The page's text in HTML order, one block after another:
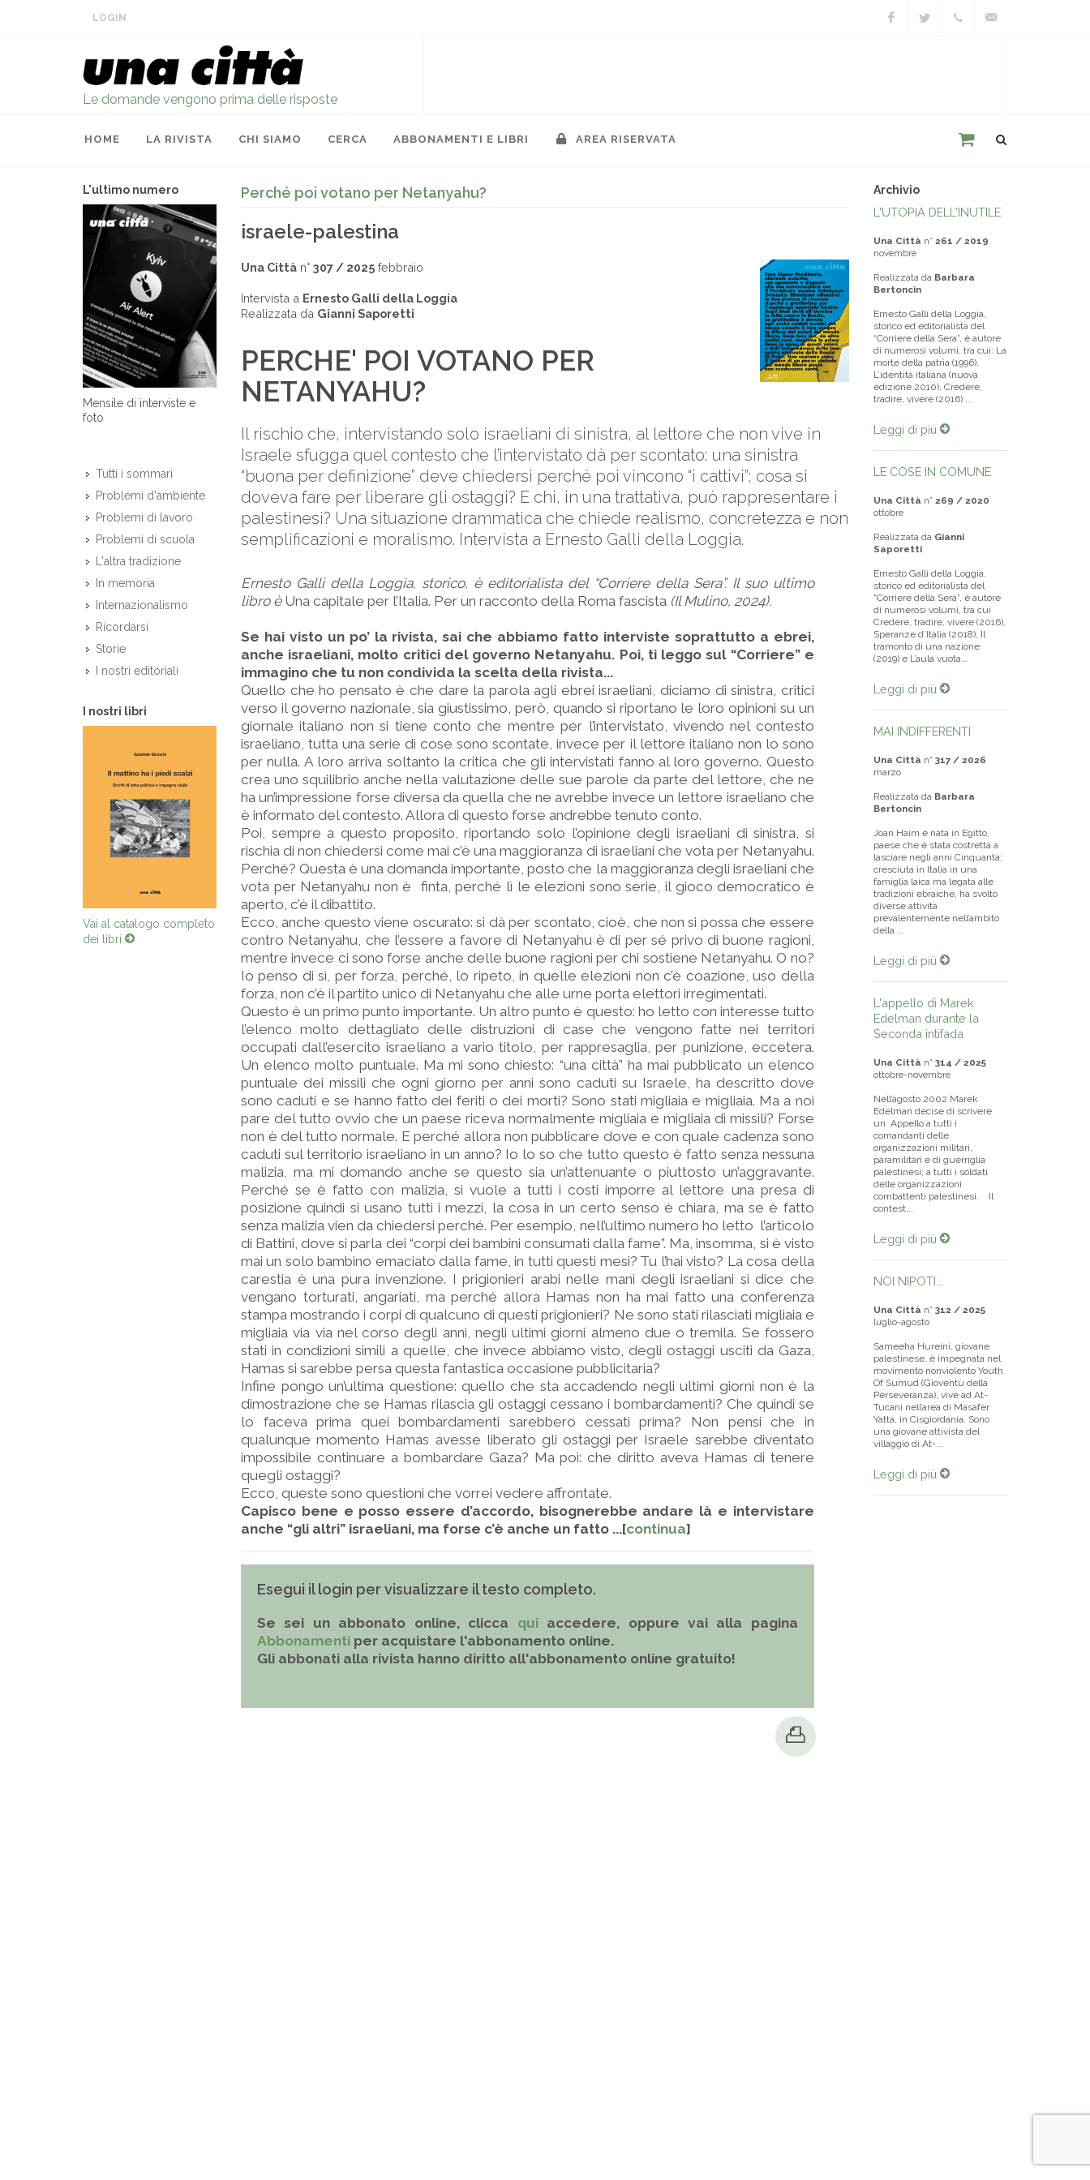
LOGIN
Le domande vengono prima delle risposte
HOME LA RIVISTA CHI SIAMO CERCA ABBONAMENTI E LIBRI AREA RISERVATA
L'ultimo numero
Mensile di interviste e
foto
Tutti i sommari
Problemi d'ambiente
Problemi di lavoro
Problemi di scuola
L'altra tradizione
In memoria
Internazionalismo
Ricordarsi
Storie
I nostri editoriali
I nostri libri
Vai al catalogo completo
dei libri
Perché poi votano per Netanyahu?
israele-palestina
Una Città n° 307 / 2025 febbraio
Intervista a Ernesto Galli della Loggia
Realizzata da Gianni Saporetti
PERCHE' POI VOTANO PER
NETANYAHU?
Il rischio che, intervistando solo israeliani di sinistra, al lettore che non vive in
Israele sfugga quel contesto che l’intervistato dà per scontato; una sinistra
“buona per definizione” deve chiedersi perché poi vincono “i cattivi”; cosa si
doveva fare per liberare gli ostaggi? E chi, in una trattativa, può rappresentare i
palestinesi? Una situazione drammatica che chiede realismo, concretezza e non
semplificazioni e moralismo. Intervista a Ernesto Galli della Loggia.
Ernesto Galli della Loggia, storico, è editorialista del “Corriere della Sera”. Il suo ultimo
libro è Una capitale per l’Italia. Per un racconto della Roma fascista (Il Mulino, 2024).
Se hai visto un po’ la rivista, sai che abbiamo fatto interviste soprattutto a ebrei,
anche israeliani, molto critici del governo Netanyahu. Poi, ti leggo sul “Corriere” e
immagino che tu non condivida la scelta della rivista...
Quello che ho pensato è che dare la parola agli ebrei israeliani, diciamo di sinistra, critici
verso il governo nazionale, sia giustissimo, però, quando si riportano le loro opinioni su un
giornale italiano non si tiene conto che mentre per l’intervistato, vivendo nel contesto
israeliano, tutta una serie di cose sono scontate, invece per il lettore italiano non lo sono
per nulla. A loro arriva soltanto la critica che gli intervistati fanno al loro governo. Questo
crea uno squilibrio anche nella valutazione delle sue parole da parte del lettore, che ne
ha un’impressione forse diversa da quella che ne avrebbe invece un lettore israeliano che
è informato del contesto. Allora di questo forse andrebbe tenuto conto.
Poi, sempre a questo proposito, riportando solo l’opinione degli israeliani di sinistra, si
rischia di non chiedersi come mai c’è una maggioranza di israeliani che vota per Netanyahu.
Perché? Questa è una domanda importante, posto che la maggioranza degli israeliani che
vota per Netanyahu non è finta, perché lì le elezioni sono serie, il gioco democratico è
aperto, c’è il dibattito.
Ecco, anche questo viene oscurato: si dà per scontato, cioè, che non si possa che essere
contro Netanyahu, che l’essere a favore di Netanyahu è di per sé privo di buone ragioni,
mentre invece ci sono forse anche delle buone ragioni per chi sostiene Netanyahu. O no?
Io penso di sì, per forza, perché, lo ripeto, in quelle elezioni non c’è coazione, uso della
forza, non c’è il partito unico di Netanyahu che alle urne porta elettori irregimentati.
Questo è un primo punto importante. Un altro punto è questo: ho letto con interesse tutto
l’elenco molto dettagliato delle distruzioni di case che vengono fatte nei territori
occupati dall’esercito israeliano a vario titolo, per rappresaglia, per punizione, eccetera.
Un elenco molto puntuale. Ma mi sono chiesto: “una città” ha mai pubblicato un elenco
puntuale dei missili che ogni giorno per anni sono caduti su Israele, ha descritto dove
sono caduti e se hanno fatto dei feriti o dei morti? Sono stati migliaia e migliaia. Ma a noi
pare del tutto ovvio che un paese riceva normalmente migliaia e migliaia di missili? Forse
non è del tutto normale. E perché allora non pubblicare dove e con quale cadenza sono
caduti sul territorio israeliano in un anno? Io lo so che tutto questo è fatto senza nessuna
malizia, ma mi domando anche se questo sia un’attenuante o piuttosto un’aggravante.
Perché se è fatto con malizia, si vuole a tutti i costi imporre al lettore una presa di
posizione quindi si usano tutti i mezzi, la cosa in un certo senso è chiara, ma se è fatto
senza malizia vien da chiedersi perché. Per esempio, nell’ultimo numero ho letto l’articolo
di Battini, dove si parla dei “corpi dei bambini consumati dalla fame”. Ma, insomma, si è visto
mai un solo bambino emaciato dalla fame, in tutti questi mesi? Tu l’hai visto? La cosa della
carestia è una pura invenzione. I prigionieri arabi nelle mani degli israeliani si dice che
vengano torturati, angariati, ma perché allora Hamas non ha mai fatto una conferenza
stampa mostrando i corpi di qualcuno di questi prigionieri? Ne sono stati rilasciati migliaia e
migliaia via via nel corso degli anni, negli ultimi giorni almeno due o tremila. Se fossero
stati in condizioni simili a quelle, che invece abbiamo visto, degli ostaggi usciti da Gaza,
Hamas si sarebbe persa questa fantastica occasione pubblicitaria?
Infine pongo un’ultima questione: quello che sta accadendo negli ultimi giorni non è la
dimostrazione che se Hamas rilascia gli ostaggi cessano i bombardamenti? Che quindi se
lo faceva prima quei bombardamenti sarebbero cessati prima? Non pensi che in
qualunque momento Hamas avesse liberato gli ostaggi per Israele sarebbe diventato
impossibile continuare a bombardare Gaza? Ma poi: che diritto aveva Hamas di tenere
quegli ostaggi?
Ecco, queste sono questioni che vorrei vedere affrontate.
Capisco bene e posso essere d’accordo, bisognerebbe andare là e intervistare
anche “gli altri” israeliani, ma forse c’è anche un fatto ...[continua]
Esegui il login per visualizzare il testo completo.
Se sei un abbonato online, clicca quiaccedere, oppure vai alla pagina
Abbonamenti per acquistare l'abbonamento online.
Gli abbonati alla rivista hanno diritto all'abbonamento online gratuito!
Archivio
L'UTOPIA DELL'INUTILE
Una Città n° 261 / 2019
novembre
Realizzata da Barbara
Bertoncin
Ernesto Galli della Loggia,
storico ed editorialista del
“Corriere della Sera”, è autore
di numerosi volumi, tra cui: La
morte della patria (1996),
L’identità italiana (nuova
edizione 2010), Credere,
tradire, vivere (2016) ...
Leggi di più
LE COSE IN COMUNE
Una Città n° 269 / 2020
ottobre
Realizzata da Gianni
Saporetti
Ernesto Galli della Loggia,
storico ed editorialista del
“Corriere della Sera”, è autore
di numerosi volumi, tra cui
Credere, tradire, vivere (2016),
Speranze d’Italia (2018), Il
tramonto di una nazione
(2019) e L’aula vuota...
Leggi di più
MAI INDIFFERENTI
Una Città n° 317 / 2026
marzo
Realizzata da Barbara
Bertoncin
Joan Haim è nata in Egitto,
paese che è stata costretta a
lasciare negli anni Cinquanta;
cresciuta in Italia in una
famiglia laica ma legata alle
tradizioni ebraiche, ha svolto
diverse attività
prevalentemente nell’ambito
della ...
Leggi di più
L'appello di Marek
Edelman durante la
Seconda intifada
Una Città n° 314 / 2025
ottobre-novembre
Nell’agosto 2002 Marek
Edelman decise di scrivere
un Appello a tutti i
comandanti delle
organizzazioni militari,
paramilitari e di guerriglia
palestinesi; a tutti i soldati
delle organizzazioni
combattenti palestinesi. Il
contest...
Leggi di più
NOI NIPOTI...
Una Città n° 312 / 2025
luglio-agosto
Sameeha Hureini, giovane
palestinese, è impegnata nel
movimento nonviolento Youth
Of Sumud (Gioventù della
Perseveranza), vive ad At-
Tucani nell’area di Masafer
Yatta, in Cisgiordania. Sono
una giovane attivista del
villaggio di At-...
Leggi di più